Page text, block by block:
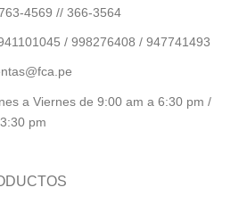
4569 // 366-3564
/ 998276408 / 947741493
a Viernes de 9:00 am a 6:30 pm /
pm